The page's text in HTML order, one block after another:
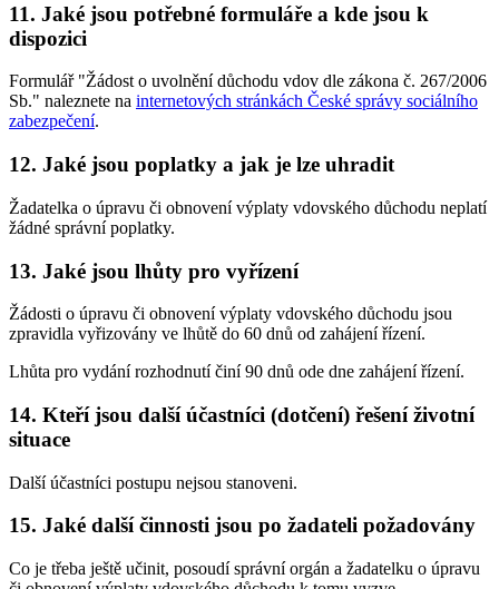
11. Jaké jsou potřebné formuláře a kde jsou k
dispozici
Formulář "Žádost o uvolnění důchodu vdov dle zákona č. 267/2006
Sb." naleznete na internetových stránkách České správy sociálního
zabezpečení.
12. Jaké jsou poplatky a jak je lze uhradit
Žadatelka o úpravu či obnovení výplaty vdovského důchodu neplatí
žádné správní poplatky.
13. Jaké jsou lhůty pro vyřízení
Žádosti o úpravu či obnovení výplaty vdovského důchodu jsou
zpravidla vyřizovány ve lhůtě do 60 dnů od zahájení řízení.
Lhůta pro vydání rozhodnutí činí 90 dnů ode dne zahájení řízení.
14. Kteří jsou další účastníci (dotčení) řešení životní
situace
Další účastníci postupu nejsou stanoveni.
15. Jaké další činnosti jsou po žadateli požadovány
Co je třeba ještě učinit, posoudí správní orgán a žadatelku o úpravu